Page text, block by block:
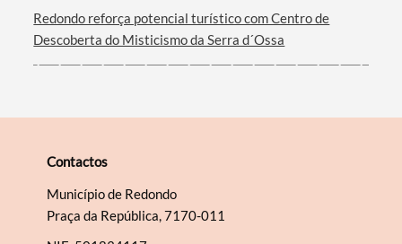
Filtros
Redondo reforça potencial turístico com Centro de
Descoberta do Misticismo da Serra d´Ossa
Contactos
Município de Redondo
Praça da República, 7170-011